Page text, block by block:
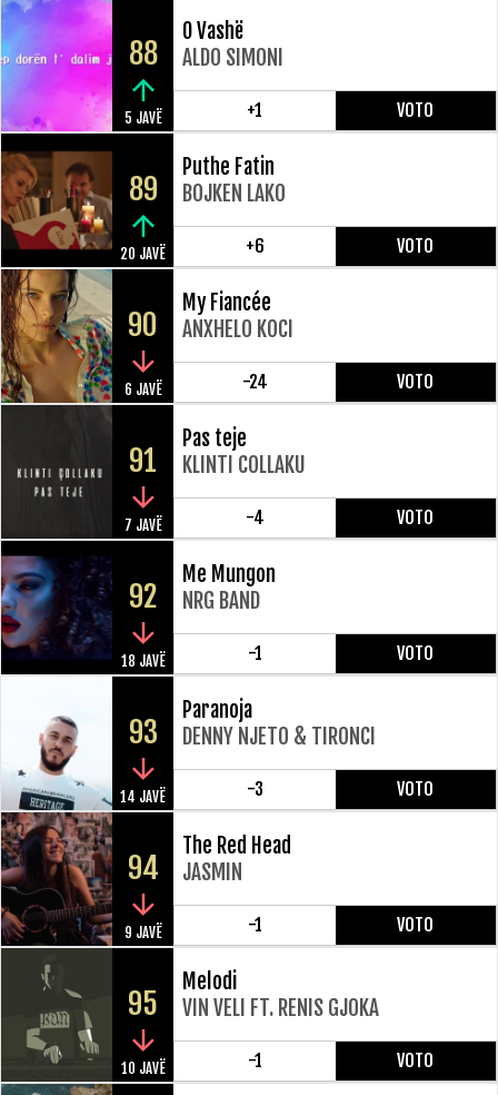
88
5 JAVË
O Vashë
ALDO SIMONI
+1 VOTO
89
20 JAVË
Puthe Fatin
BOJKEN LAKO
+6 VOTO
90
6 JAVË
My Fiancée
ANXHELO KOCI
-24 VOTO
91
7 JAVË
Pas teje
KLINTI COLLAKU
-4 VOTO
92
18 JAVË
Me Mungon
NRG BAND
-1 VOTO
93
14 JAVË
Paranoja
DENNY NJETO & TIRONCI
-3 VOTO
94
9 JAVË
The Red Head
JASMIN
-1 VOTO
95
10 JAVË
Melodi
VIN VELI FT. RENIS GJOKA
-1 VOTO